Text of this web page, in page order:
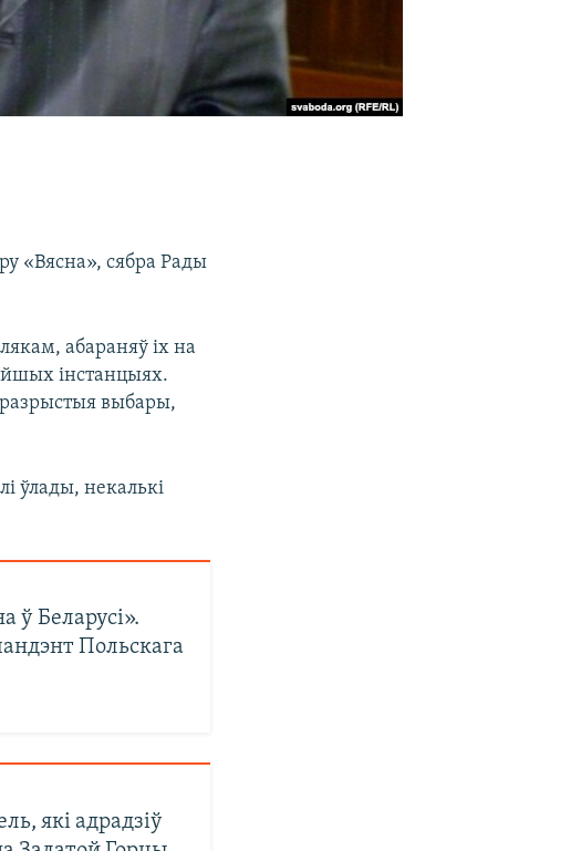
«Вясна», сябра Рады
абараняў іх на
інстанцыях.
выбары,
ўлады, некалькі
ў Беларусі».
Польскага
які адрадзіў